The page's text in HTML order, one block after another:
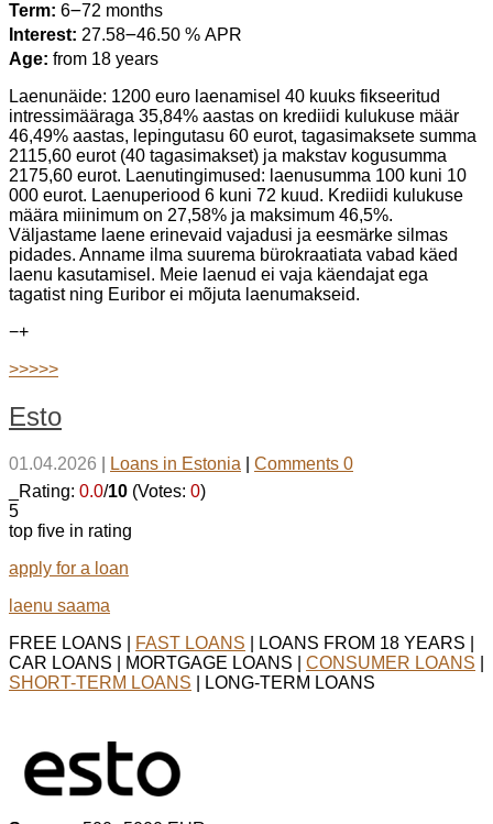
Term: 6౼72 months
Interest: 27.58౼46.50 % APR
Age: from 18 years
Laenunäide: 1200 euro laenamisel 40 kuuks fikseeritud
intressimääraga 35,84% aastas on krediidi kulukuse määr
46,49% aastas, lepingutasu 60 eurot, tagasimaksete summa
2115,60 eurot (40 tagasimakset) ja makstav kogusumma
2175,60 eurot. Laenutingimused: laenusumma 100 kuni 10
000 eurot. Laenuperiood 6 kuni 72 kuud. Krediidi kulukuse
määra miinimum on 27,58% ja maksimum 46,5%.
Väljastame laene erinevaid vajadusi ja eesmärke silmas
pidades. Anname ilma suurema bürokraatiata vabad käed
laenu kasutamisel. Meie laenud ei vaja käendajat ega
tagatist ning Euribor ei mõjuta laenumakseid.
−+
>>>>>
Esto
01.04.2026 Loans in Estonia
Comments 0
_Rating: 0.0/10 (Votes: 0)
5
top five in rating
apply for a loan
laenu saama
FREE LOANS |
FAST LOANS | LOANS FROM 18 YEARS |
CAR LOANS | MORTGAGE LOANS | CONSUMER LOANS
SHORT-TERM LOANS | LONG-TERM LOANS